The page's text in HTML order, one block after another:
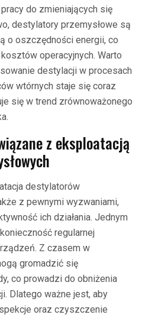
do zmieniających się
destylatory przemysłowe są
o oszczędności energii, co
operacyjnych. Warto
destylacji w procesach
wtórnych staje się coraz
się w trend zrównoważonego
z eksploatacją
destylatorów
z pewnymi wyzwaniami,
ich działania. Jednym
regularnej
Z czasem w
gromadzić się
co prowadzi do obniżenia
Dlatego ważne jest, aby
oraz czyszczenie